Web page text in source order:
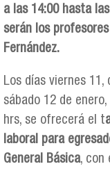
a las 14:00 hasta
serán los
Fernández.
Los días viernes
sábado 12 de
hrs, se ofrecerá el t
laboral para
General Básica, con